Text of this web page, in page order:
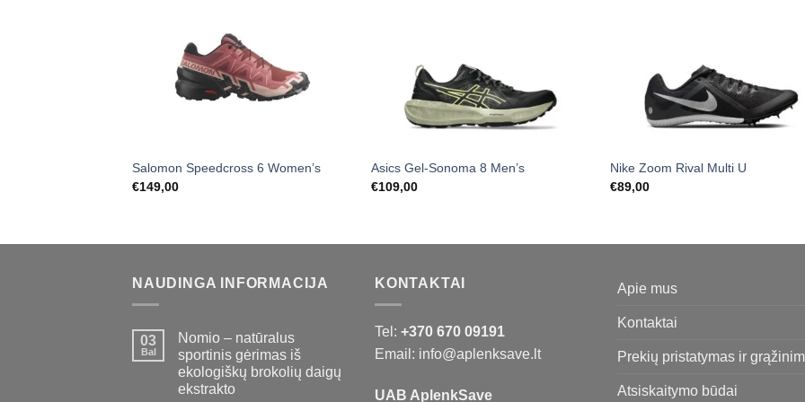
Salomon Speedcross 6 Women’s
€149,00
Asics Gel-Sonoma 8 Men’s
€109,00
Nike Zoom Rival Multi U
€89,00
NAUDINGA INFORMACIJA
03
Bal
Nomio – natūralus
sportinis gėrimas iš
ekologiškų brokolių daigų
ekstrakto
KONTAKTAI
Tel: +370 670 09191
Email: info@aplenksave.lt
UAB AplenkSave
Apie mus
Kontaktai
Prekių pristatymas ir
Atsiskaitymo būdai